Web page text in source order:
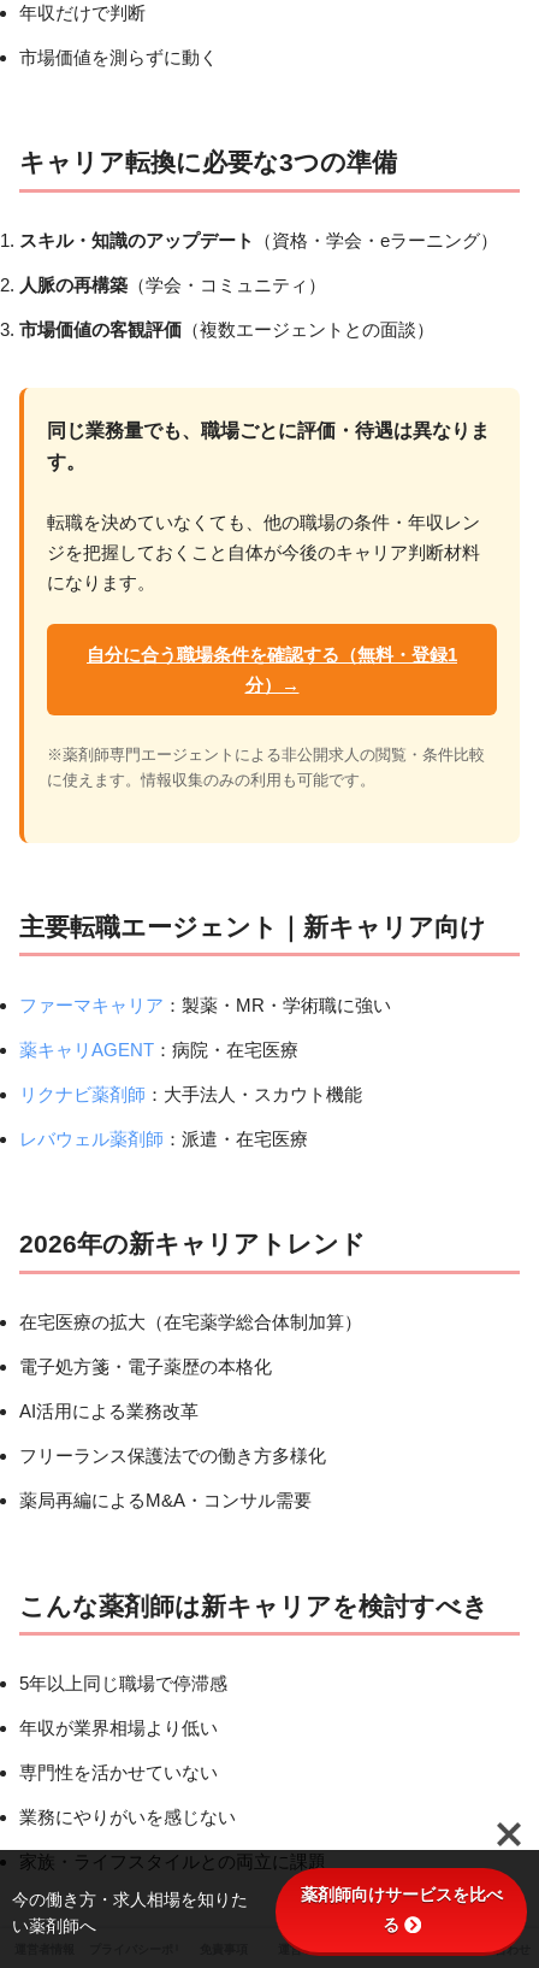
年収だけで判断
市場価値を測らずに動く
キャリア転換に必要な3つの準備
スキル・知識のアップデート （資格・学会・eラーニング）
人脈の再構築 （学会・コミュニティ）
市場価値の客観評価 （複数エージェントとの面談）
同じ業務量でも、職場ごとに評価・待遇は異なりま
す。
転職を決めていなくても、他の職場の条件・年収レン
ジを把握しておくこと自体が今後のキャリア判断材料
になります。
自分に合う職場条件を確認する（無料・登録1
分）→
※薬剤師専門エージェントによる非公開求人の閲覧・条件比較
に使えます。情報収集のみの利用も可能です。
主要転職エージェント｜新キャリア向け
ファーマキャリア ：製薬・MR・学術職に強い
薬キャリAGENT ：病院・在宅医療
リクナビ薬剤師 ：大手法人・スカウト機能
レバウェル薬剤師 ：派遣・在宅医療
2026年の新キャリアトレンド
在宅医療の拡大（在宅薬学総合体制加算）
電子処方箋・電子薬歴の本格化
AI活用による業務改革
フリーランス保護法での働き方多様化
薬局再編によるM&A・コンサル需要
こんな薬剤師は新キャリアを検討すべき
5年以上同じ職場で停滞感
年収が業界相場より低い
専門性を活かせていない
業務にやりがいを感じない
家族・ライフスタイルとの両立に課題
運営ポリシー お問い合わせ
今の働き方・求人相場を知りた
い薬剤師へ
薬剤師向けサービスを比べ
る